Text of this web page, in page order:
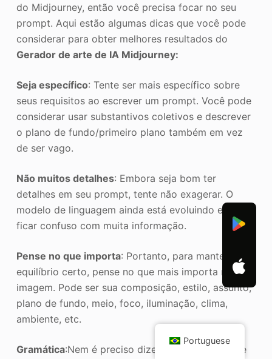
do Midjourney, então você precisa focar no seu
prompt. Aqui estão algumas dicas que você pode
considerar para obter melhores resultados do
Gerador de arte de IA Midjourney:
Seja específico: Tente ser mais específico sobre
seus requisitos ao escrever um prompt. Você pode
considerar usar substantivos coletivos e descrever
o plano de fundo/primeiro plano também em vez
de ser vago.
Não muitos detalhes: Embora seja bom ter
detalhes em seu prompt, tente não exagerar. O
modelo de linguagem ainda está evoluindo e pode
ficar confuso com muita informação.
Pense no que importa: Portanto, para manter o
equilíbrio certo, pense no que mais importa na sua
imagem. Pode ser sua composição, estilo, assunto,
plano de fundo, meio, foco, iluminação, clima,
ambiente, etc.
Gramática:Nem é preciso dizer que o prompt que
Portuguese